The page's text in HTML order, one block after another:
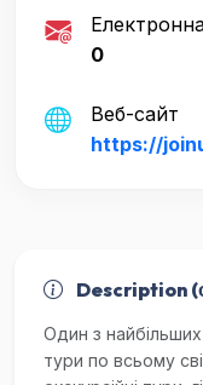
0
Веб-сайт
https://
Description
Один з
тури по всьому